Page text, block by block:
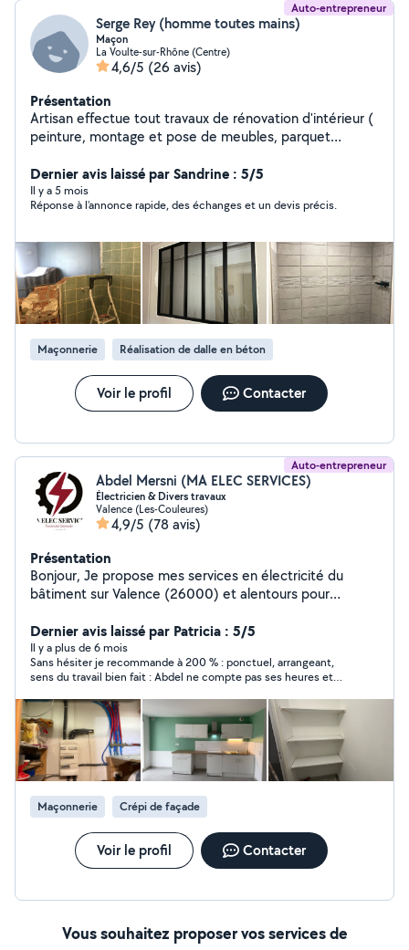
Auto-entrepreneur
Serge Rey (homme toutes mains)
Maçon
La Voulte-sur-Rhône (Centre)
4,6/5 (26 avis)
Présentation
Artisan effectue tout travaux de rénovation d'intérieur (
peinture, montage et pose de meubles, parquet
Dernier avis laissé par Sandrine : 5/5
Il y a 5 mois
Réponse à l’annonce rapide, des échanges et un devis précis.
Maçonnerie Réalisation de dalle en béton
Voir le profil Contacter
Auto-entrepreneur
Abdel Mersni (MA ELEC SERVICES)
Électricien & Divers travaux
Valence (Les-Couleures)
4,9/5 (78 avis)
Présentation
Bonjour, Je propose mes services en électricité du
bâtiment sur Valence (26000) et alentours pour
travaux d'installation, de dépannage et de mise en
service des équipements électriques dans des
bâtiments à usage domestique, ainsi que d'autres
travaux de bricolage, peinture, montage meubles,
petite plomberie & maçonnerie Je vous remercie par
avance et n'hésitez pas à me contacter pour toute
information complémentaire pour vos prochains projets
!
Dernier avis laissé par Patricia : 5/5
Il y a plus de 6 mois
Sans hésiter je recommande à 200 % : ponctuel, arrangeant,
sens du travail bien fait : Abdel ne compte pas ses heures et
demande. Discret, Abdel a le sens du travail et l'envie de
travailler !! Un jeune homme qui a du mérite. N'hésitez pas à
faire appel à ses services, il est très polyvalent et mérite de
réussir. Bravo Abdel et encore merci
Maçonnerie Crépi de façade
Voir le profil Contacter
Vous souhaitez proposer vos services de